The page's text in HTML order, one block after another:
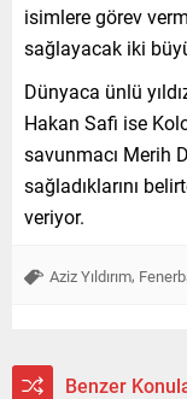
isimlere görev
sağlayacak iki
Dünyaca ünlü
Hakan Safi ise
savunmacı Merih
sağladıklarını
veriyor.
Aziz Yıldırım,
Benzer